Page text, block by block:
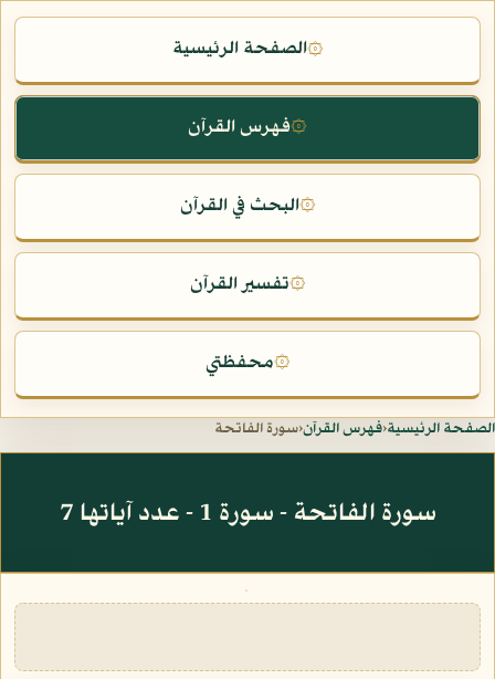
۞الصفحة الرئيسية
۞فهرس القرآن
۞البحث في القرآن
۞تفسير القرآن
۞محفظتي
الصفحة الرئيسية‹فهرس القرآن‹سورة الفاتحة
سورة الفاتحة - سورة 1 - عدد آياتها 7